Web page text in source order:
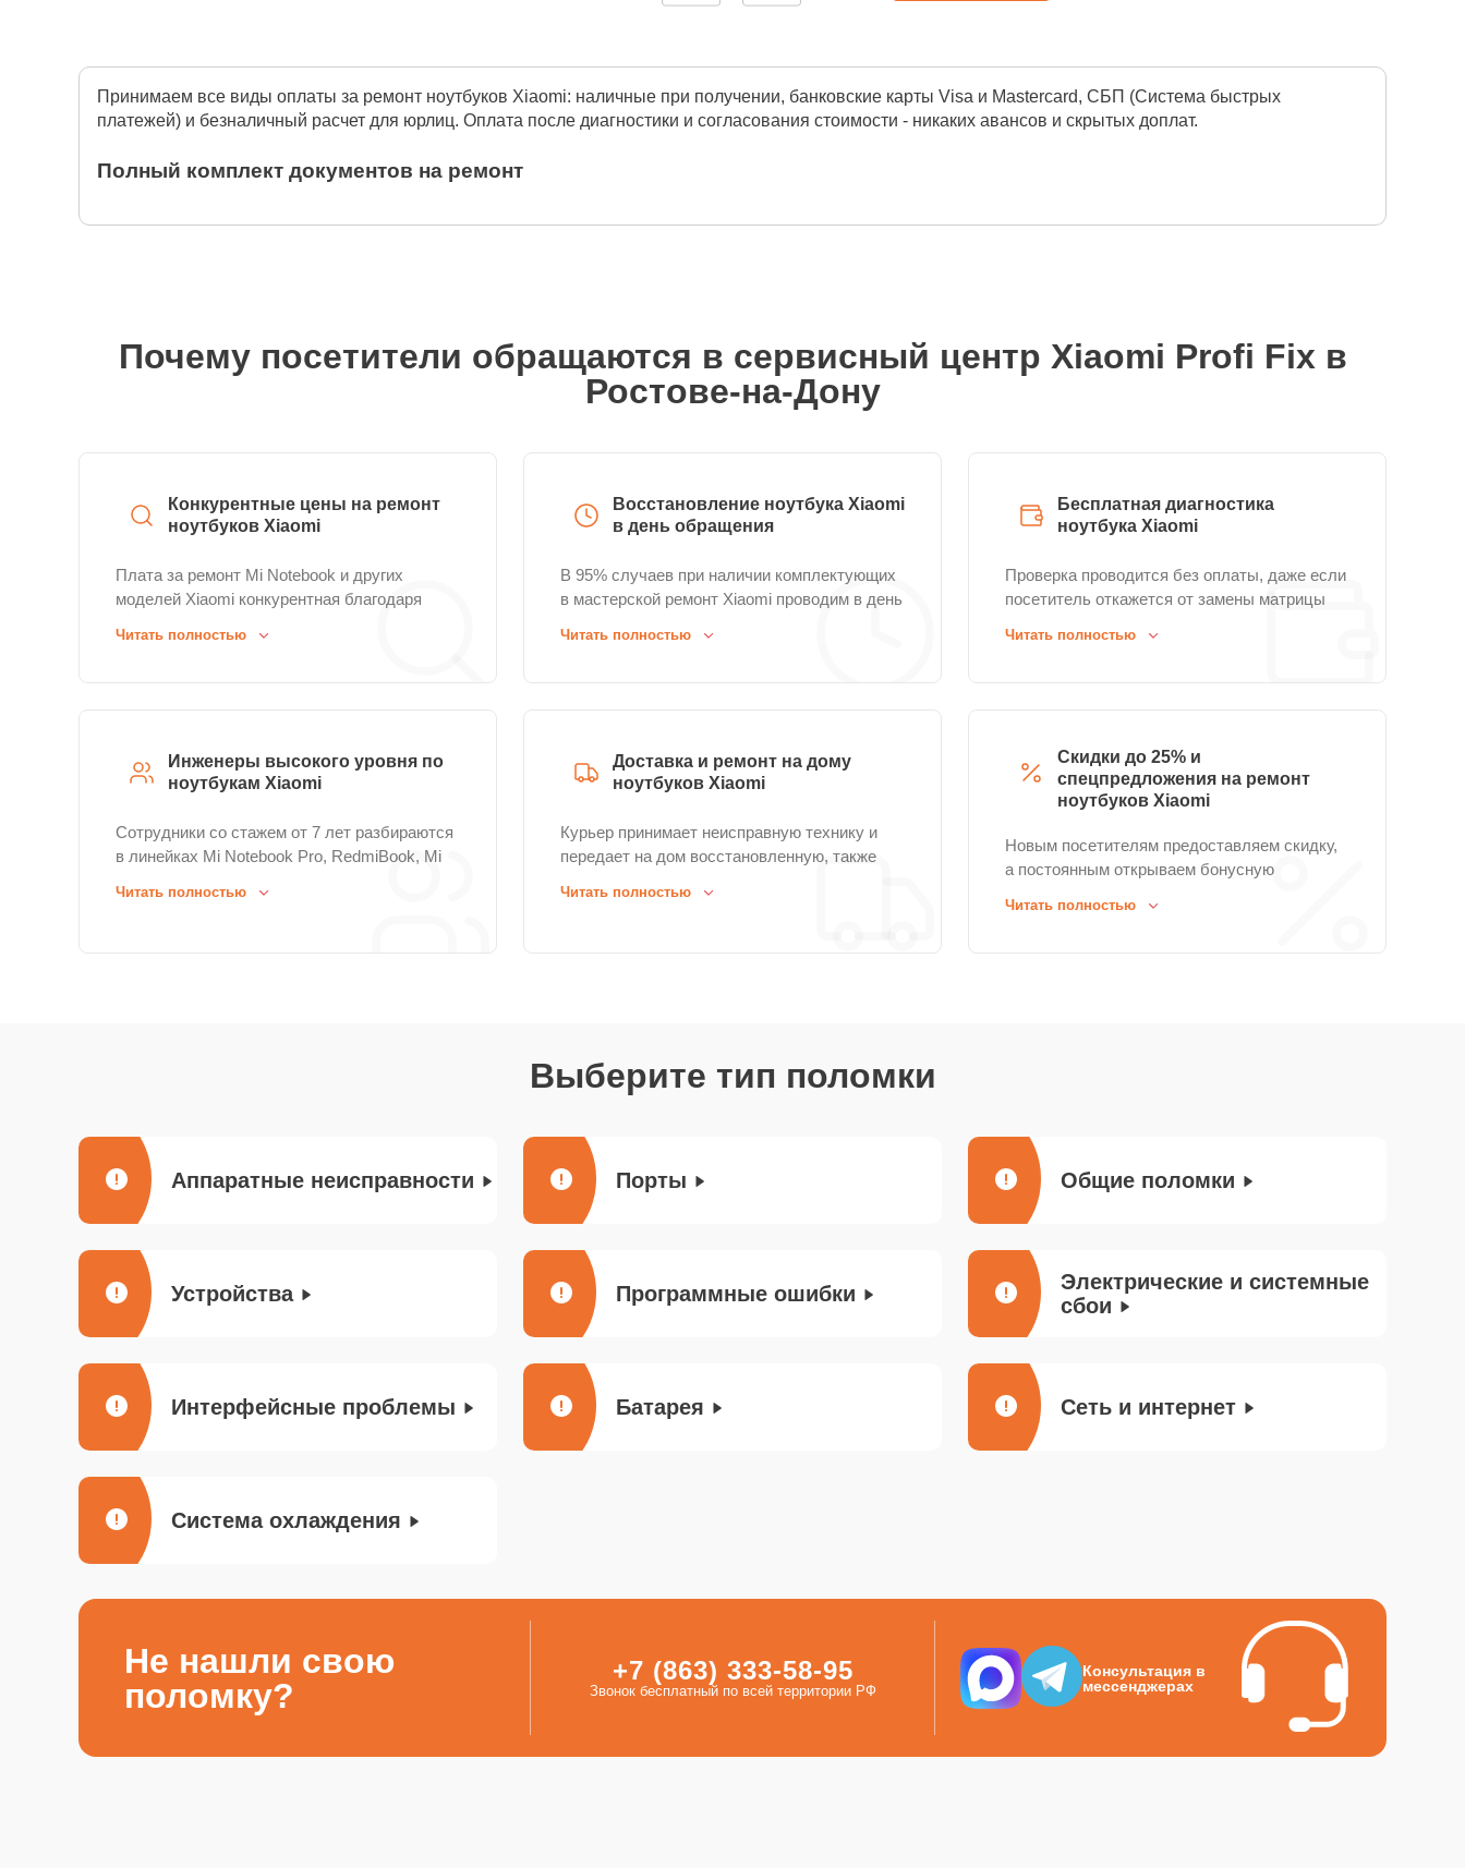
Принимаем все виды оплаты за ремонт ноутбуков Xiaomi: наличные при получении, банковские карты Visa и Mastercard, СБП (Система быстрых
платежей) и безналичный расчет для юрлиц. Оплата после диагностики и согласования стоимости - никаких авансов и скрытых доплат.
Полный комплект документов на ремонт
Выдаем договор на ремонт ноутбука Xiaomi, заказ-наряд, акт выполненных работ, кассовый чек и гарантийный талон сроком до 3 лет. Все документы
Почему посетители обращаются в сервисный центр Xiaomi Profi Fix в
Ростове-на-Дону
Конкурентные цены на ремонт
ноутбуков Xiaomi
Плата за ремонт Mi Notebook и других
моделей Xiaomi конкурентная благодаря
Читать полностью
Восстановление ноутбука Xiaomi
в день обращения
В 95% случаев при наличии комплектующих
в мастерской ремонт Xiaomi проводим в день
Читать полностью
Бесплатная диагностика
ноутбука Xiaomi
Проверка проводится без оплаты, даже если
посетитель откажется от замены матрицы
Читать полностью
Инженеры высокого уровня по
ноутбукам Xiaomi
Сотрудники со стажем от 7 лет разбираются
в линейках Mi Notebook Pro, RedmiBook, Mi
Читать полностью
Доставка и ремонт на дому
ноутбуков Xiaomi
Курьер принимает неисправную технику и
передает на дом восстановленную, также
Читать полностью
Скидки до 25% и
спецпредложения на ремонт
ноутбуков Xiaomi
Новым посетителям предоставляем скидку,
а постоянным открываем бонусную
Читать полностью
Выберите тип поломки
Аппаратные неисправности Порты Общие поломки
Устройства Программные ошибки
Электрические и системные
сбои
Интерфейсные проблемы Батарея Сеть и интернет
Система охлаждения
Не нашли свою
поломку?
+7 (863) 333-58-95
Звонок бесплатный по всей территории РФ
Консультация в
мессенджерах